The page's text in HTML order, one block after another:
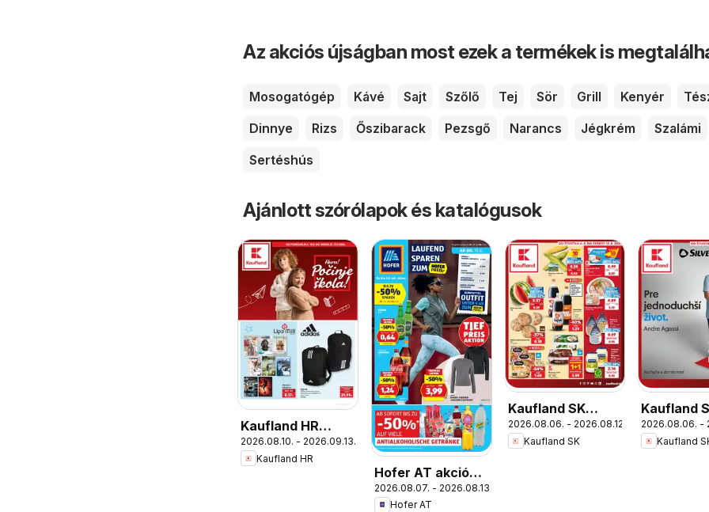
Az akciós újságban most ezek a termékek is
Mosogatógép Kávé Sajt Szőlő Tej Sör Grill Kenyér
Dinnye
Rizs Őszibarack Pezsgő Narancs Jégkrém
Szalámi
Sertéshús
Ajánlott szórólapok és katalógusok
Kaufland HR
akciós újság
2026.08.10. - 2026.09.13.
Kaufland HR
Hofer AT akciós
újság
2026.08.07. - 2026.08.13.
Hofer AT
Kaufland SK
akciós újság
2026.08.06. - 2026.08.12.
Kaufland SK
Kaufland
Nonfood
újság
2026.08.06. -
Kaufland